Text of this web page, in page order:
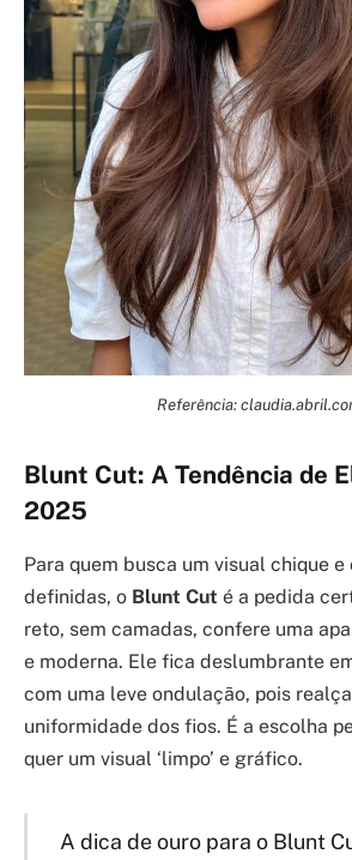
Referência:
Blunt Cut: A Tendência de
2025
Para quem busca um visual chique
definidas, o Blunt Cut é a pedida
reto, sem camadas, confere uma
e moderna. Ele fica deslumbrante
com uma leve ondulação, pois
uniformidade dos fios. É a escolha
quer um visual ‘limpo’ e gráfico.
A dica de ouro para o Blunt